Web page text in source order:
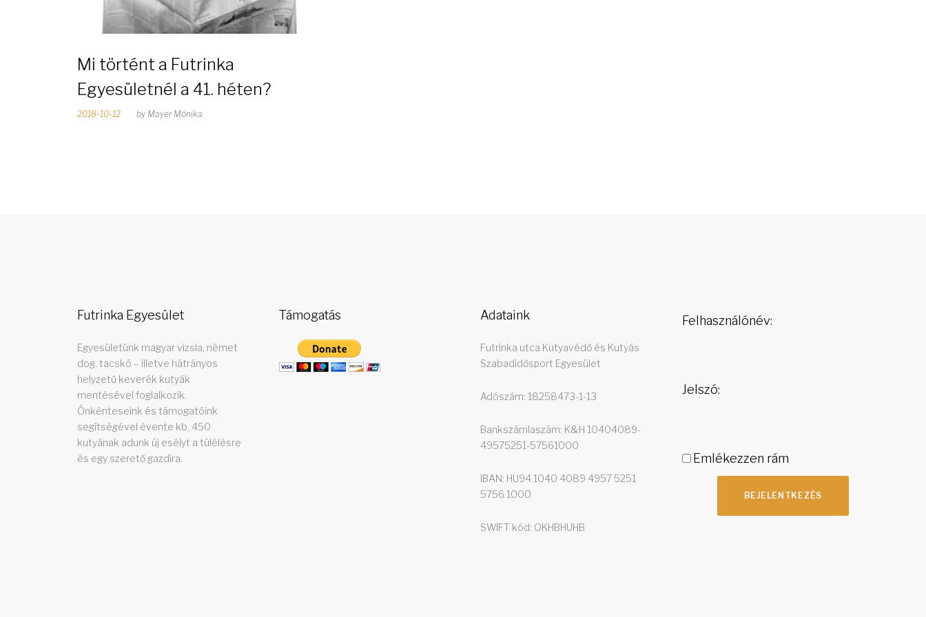
:
2
8
-
1
Mi történt a Futrinka
Egyesületnél a 41. héten?
2018-10-12 by Mayer Mónika
Futrinka Egyesület
Egyesületünk magyar vizsla, német
dog, tacskó – illetve hátrányos
helyzetű keverék kutyák
mentésével foglalkozik.
Önkénteseink és támogatóink
segítségével évente kb. 450
kutyának adunk új esélyt a túlélésre
és egy szerető gazdira.
Támogatás Adataink
Futrinka utca Kutyavédő és Kutyás
Szabadidősport Egyesület
Adószám: 18258473-1-13
Bankszámlaszám: K&H 10404089-
49575251-57561000
IBAN: HU94 1040 4089 4957 5251
5756 1000
SWIFT kód: OKHBHUHB
Felhasználónév:
Jelszó:
Emlékezzen rám
BEJELENTKEZÉS